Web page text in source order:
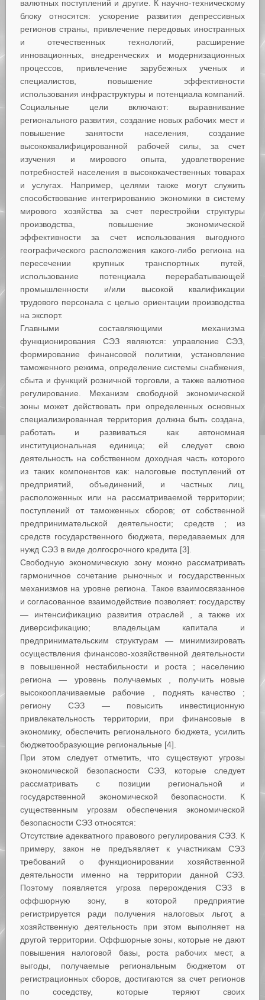
валютных поступлений и другие. К научно-техническому
блоку относятся: ускорение развития депрессивных
регионов страны, привлечение передовых иностранных
и отечественных технологий, расширение
инновационных, внедренческих и модернизационных
процессов, привлечение зарубежных ученых и
специалистов, повышение эффективности
использования инфраструктуры и потенциала компаний.
Социальные цели включают: выравнивание
регионального развития, создание новых рабочих мест и
повышение занятости населения, создание
высококвалифицированной рабочей силы, за счет
изучения и мирового опыта, удовлетворение
потребностей населения в высококачественных товарах
и услугах. Например, целями также могут служить
способствование интегрированию экономики в систему
мирового хозяйства за счет перестройки структуры
производства, повышение экономической
эффективности за счет использования выгодного
географического расположения какого-либо региона на
пересечении крупных транспортных путей,
использование потенциала перерабатывающей
промышленности и/или высокой квалификации
трудового персонала с целью ориентации производства
на экспорт.
Главными составляющими механизма
функционирования СЭЗ являются: управление СЭЗ,
формирование финансовой политики, установление
таможенного режима, определение системы снабжения,
сбыта и функций розничной торговли, а также валютное
регулирование. Механизм свободной экономической
зоны может действовать при определенных основных
специализированная территория должна быть создана,
работать и развиваться как автономная
институциональная единица; ей следует свою
деятельность на собственном доходная часть которого
из таких компонентов как: налоговые поступлений от
предприятий, объединений, и частных лиц,
расположенных или на рассматриваемой территории;
поступлений от таможенных сборов; от собственной
предпринимательской деятельности; средств ; из
средств государственного бюджета, передаваемых для
нужд СЭЗ в виде долгосрочного кредита [3].
Свободную экономическую зону можно рассматривать
гармоничное сочетание рыночных и государственных
механизмов на уровне региона. Такое взаимосвязанное
и согласованное взаимодействие позволяет: государству
— интенсификацию развития отраслей , а также их
диверсификацию; владельцам капитала и
предпринимательским структурам — минимизировать
осуществления финансово-хозяйственной деятельности
в повышенной нестабильности и роста ; населению
региона — уровень получаемых , получить новые
высокооплачиваемые рабочие , поднять качество ;
региону СЭЗ — повысить инвестиционную
привлекательность территории, при финансовые в
экономику, обеспечить регионального бюджета, усилить
бюджетообразующие региональные [4].
При этом следует отметить, что существуют угрозы
экономической безопасности СЭЗ, которые следует
рассматривать с позиции региональной и
государственной экономической безопасности. К
существенным угрозам обеспечения экономической
безопасности СЭЗ относятся:
Отсутствие адекватного правового регулирования СЭЗ. К
примеру, закон не предъявляет к участникам СЭЗ
требований о функционировании хозяйственной
деятельности именно на территории данной СЭЗ.
Поэтому появляется угроза перерождения СЭЗ в
оффшорную зону, в которой предприятие
регистрируется ради получения налоговых льгот, а
хозяйственную деятельность при этом выполняет на
другой территории. Оффшорные зоны, которые не дают
повышения налоговой базы, роста рабочих мест, а
выгоды, получаемые региональным бюджетом от
регистрационных сборов, достигаются за счет регионов
по соседству, которые теряют своих